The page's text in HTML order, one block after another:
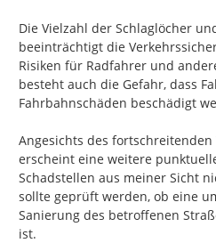
Die Vielzahl der Schlaglöcher
beeinträchtigt die
Risiken für Radfahrer und
besteht auch die Gefahr, dass
Fahrbahnschäden beschädigt
Angesichts des
erscheint eine weitere
Schadstellen aus meiner Sicht
sollte geprüft werden, ob eine
Sanierung des betroffenen
ist.